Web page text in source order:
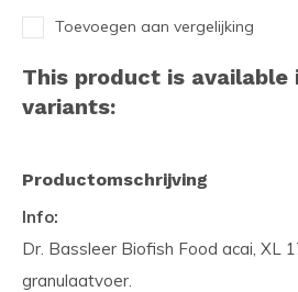
Toevoegen aan vergelijking
This product is
variants:
Productomschrijving
Info:
Dr. Bassleer Biofish Food acai, XL
granulaatvoer.